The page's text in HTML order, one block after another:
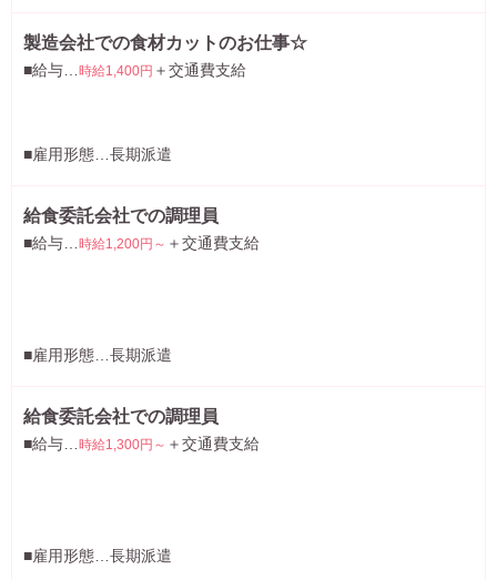
製造会社での食材カットのお仕事☆
■給与… 時給1,400円 ＋交通費支給
■雇用形態…長期派遣
給食委託会社での調理員
■給与… 時給1,200円～ ＋交通費支給
■雇用形態…長期派遣
給食委託会社での調理員
■給与… 時給1,300円～ ＋交通費支給
■雇用形態…長期派遣